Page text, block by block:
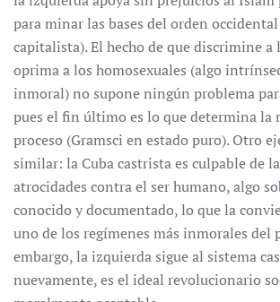
para minar las bases del orden
capitalista). El hecho de que discrimine a
oprima a los homosexuales (algo
inmoral) no supone ningún problema
pues el fin último es lo que determina la
proceso (Gramsci en estado puro). Otro
similar: la Cuba castrista es culpable de
atrocidades contra el ser humano, algo
conocido y documentado, lo que la
uno de los regímenes más inmorales del
embargo, la izquierda sigue al sistema
nuevamente, es el ideal revolucionario